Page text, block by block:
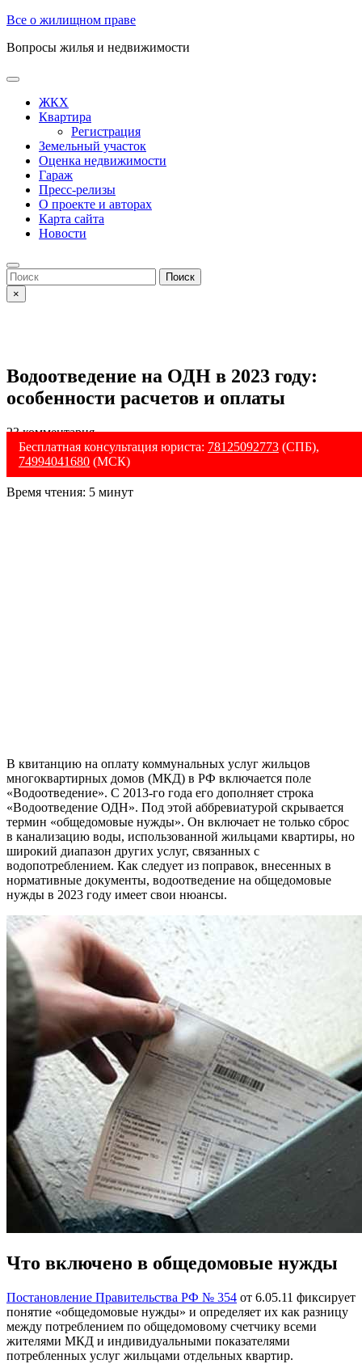
Skip
content
Все о жилищном праве
Вопросы жилья и недвижимости
Open
ButtonЖКХ
Квартира
Регистрация
Земельный участок
Оценка недвижимости
Гараж
Пресс-релизы
О проекте и авторах
Карта сайта
Новости
Close
Button
Search
for:
×
Водоотведение на ОДН в 2023 году:
особенности расчетов и оплаты
23 комментария
Бесплатная консультация юриста: 78125092773 (СПБ),
74994041680 (МСК)
Время чтения: 5 минут
В квитанцию на оплату коммунальных услуг жильцов
многоквартирных домов (МКД) в РФ включается поле
«Водоотведение». С 2013-го года его дополняет строка
«Водоотведение ОДН». Под этой аббревиатурой скрывается
термин «общедомовые нужды». Он включает не только сброс
в канализацию воды, использованной жильцами квартиры, но
широкий диапазон других услуг, связанных с
водопотреблением. Как следует из поправок, внесенных в
нормативные документы, водоотведение на общедомовые
нужды в 2023 году имеет свои нюансы.
Что включено в общедомовые нужды
Постановление Правительства РФ № 354 от 6.05.11 фиксирует
понятие «общедомовые нужды» и определяет их как разницу
между потреблением по общедомовому счетчику всеми
жителями МКД и индивидуальными показателями
потребленных услуг жильцами отдельных квартир.